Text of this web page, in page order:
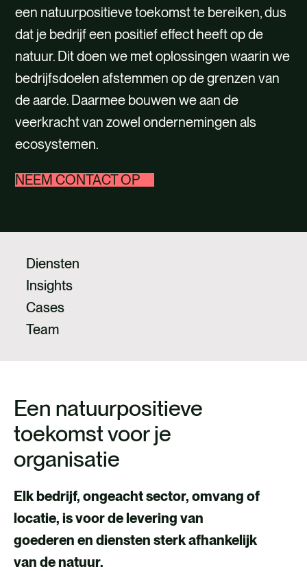
CONTACT
een natuurpositieve toekomst te bereiken, dus
dat je bedrijf een positief effect heeft op de
natuur. Dit doen we met oplossingen waarin we
bedrijfsdoelen afstemmen op de grenzen van
de aarde. Daarmee bouwen we aan de
veerkracht van zowel ondernemingen als
ecosystemen.
NEEM CONTACT OP
Diensten
Insights
Cases
Team
Een natuurpositieve
toekomst voor je
organisatie
Elk bedrijf, ongeacht sector, omvang of
locatie, is voor de levering van
goederen en diensten sterk afhankelijk
van de natuur.